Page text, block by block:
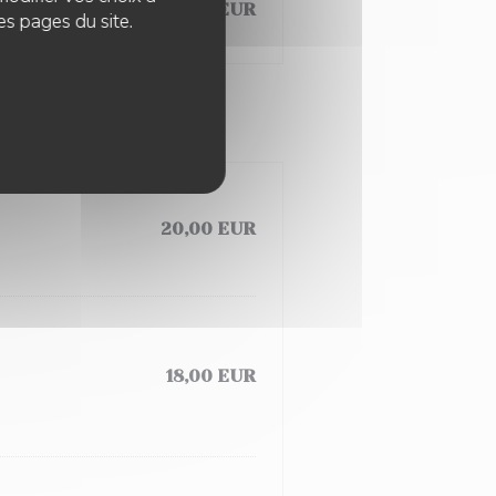
pages du site.
16,00 EUR
12,00 EUR
20,00 EUR
18,00 EUR